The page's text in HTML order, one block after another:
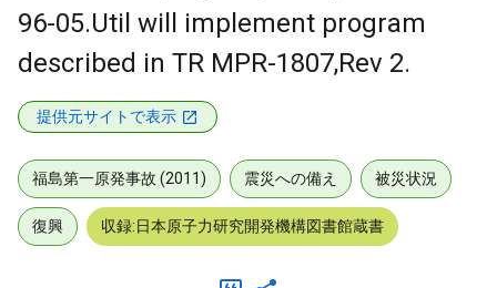
96-05.Util will implement program
described in TR MPR-1807,Rev 2.
提供元サイトで表示
福島第一原発事故 (2011) 震災への備え 被災状況
復興 収録:日本原子力研究開発機構図書館蔵書